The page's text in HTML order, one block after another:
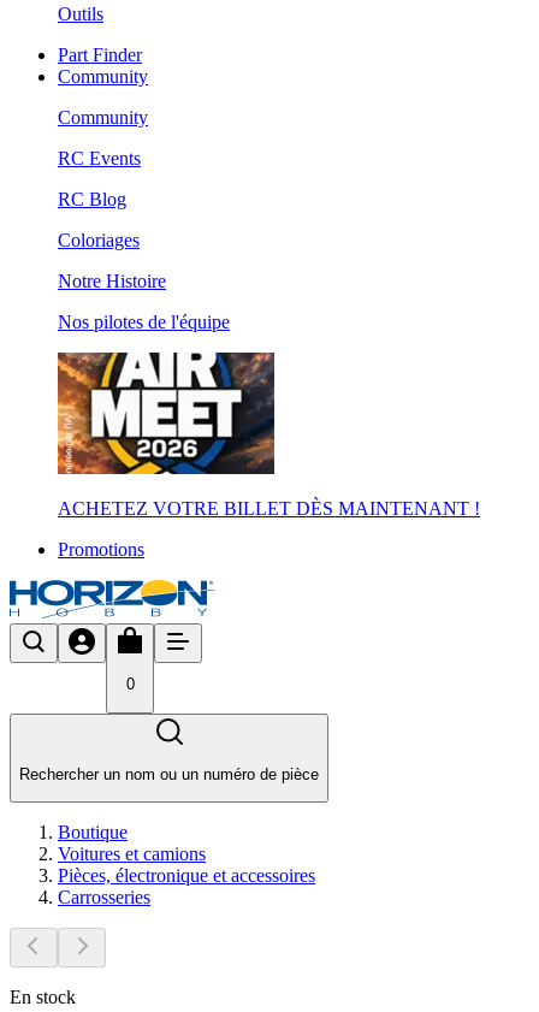
Outils
Part Finder
Community
Community
RC Events
RC Blog
Coloriages
Notre Histoire
Nos pilotes de l'équipe
ACHETEZ VOTRE BILLET DÈS MAINTENANT !
Promotions
0
Rechercher un nom ou un numéro de pièce
Boutique
Voitures et camions
Pièces, électronique et accessoires
Carrosseries
En stock